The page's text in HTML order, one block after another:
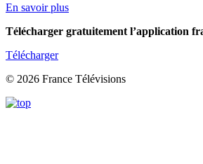
En savoir plus
Télécharger gratuitement l’application
Télécharger
© 2026 France Télévisions